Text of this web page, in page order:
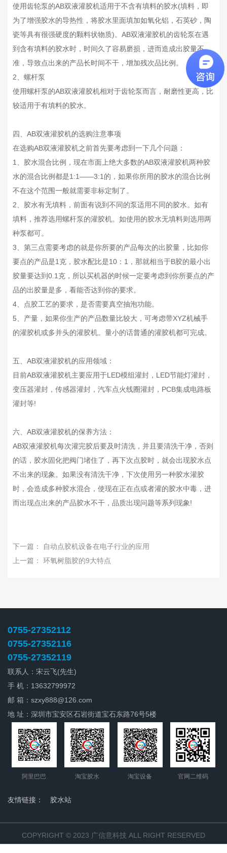
使用齿轮泵的AB双液灌胶机适用于不含有填料的胶水(填料，即
为了增强胶水的导热性，将胶水里面填加如氧化铝，石英砂，陶
瓷等具有很强硬度的颗料状物质)。AB双液灌胶机的齿轮泵在遇
到含有填料的胶水时，时间久了容易磨损，进而造成出胶量不
准，导致点出来的产品长时间不干，增加残次品比例。
2、螺杆泵
使用螺杆泵的AB双液灌胶机相对于齿轮泵而言，耐磨性更高，比
较适用于有填料的胶水。
四、AB双液灌胶机的选购注意事项
在选购AB双液灌胶机之前首先要考虑到一下几个问题：
1、胶水混合比例，现在市面上绝大多数的AB双液灌胶机两种胶
水的混合比例都是1:1——3:1的，如果你所用的胶水的混合比例
不在这个范围一般就需要非标定制了。
2、胶水有无填料，前面有说到不同的泵适用不同的胶水。如有
填料，推荐选用螺杆泵的灌胶机。如使用的胶水无填料则选用两
种泵都可。
3、第三点需要考虑的就是你所要的产品每次的出胶量，比如你
要点的产品是1克，胶水配比是10：1，那就相当于B胶的最小出
胶量要达到0.1克，所以买机器的时候一定要考虑到你所要点的产
品的出胶量是多，看能否达到你的要求。
4、点胶工艺的要求，是否需要真空抽泡功能。
5、产量，如果你生产的产品数量比较大，可考虑带XYZ机械手
的灌胶机或多并头的灌胶机。量小的话普通的灌胶机都可完成。
五、AB双液灌胶机的应用领域：
目前AB双液灌胶机主要应用于LED模组灌封，LED节能灯灌封，
变压器灌封，传感器灌封，汽车点火线圈灌封，PCB集成电路板
灌封等!
六、AB双液灌胶机的保养方法：
AB双液灌胶机每次灌完胶后要及时清洗，并且要清洗干净，否则
的话，胶水固化把阀门堵住了，再下次点胶时，就会出现胶水点
不出来的现象。如果没有清洗干净，下次使用另一种胶水灌胶
时，会造成多种胶水混合，使现在正在点或者灌的胶水中毒，进
而出现点出来的产品胶水不干，品质出现问题等系列现象!
下一篇：
自动点胶机设备在电子行业的应用
上一篇： 环氧树脂胶的9大特点
0755-27352112
0755-27352116
0755-27352119
联系人：宋云飞(先生)
手 机：13632799972
邮 箱： szxy888@126.com
地 址：深圳市宝安区石岩街道宝石东路76号5楼
阿里巴巴 淘宝胶水 淘宝设备 官网二维码
友情链接： 胶水站
COPYRIGHT © 2023 广信意科技 ALL RIGHT RESERVED